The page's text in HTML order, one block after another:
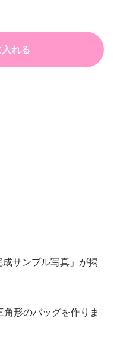
れる
成サンプル写真」が掲
形のバッグを作りま